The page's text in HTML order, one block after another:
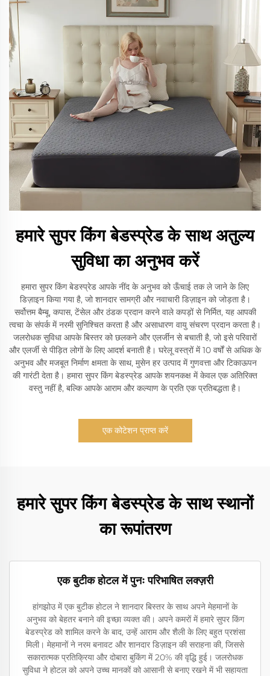
हमारे सुपर किंग बेडस्प्रेड के साथ अतुल्य
सुविधा का अनुभव करें
हमारा सुपर किंग बेडस्प्रेड आपके नींद के अनुभव को ऊँचाई तक ले जाने के लिए
डिज़ाइन किया गया है, जो शानदार सामग्री और नवाचारी डिज़ाइन को जोड़ता है।
सर्वोत्तम बैम्बू, कपास, टेंसेल और ठंडक प्रदान करने वाले कपड़ों से निर्मित, यह आपकी
त्वचा के संपर्क में नरमी सुनिश्चित करता है और असाधारण वायु संचरण प्रदान करता है।
जलरोधक सुविधा आपके बिस्तर को छलकने और एलर्जीन से बचाती है, जो इसे परिवारों
और एलर्जी से पीड़ित लोगों के लिए आदर्श बनाती है। घरेलू वस्त्रों में 10 वर्षों से अधिक के
अनुभव और मजबूत निर्माण क्षमता के साथ, मुसेन हर उत्पाद में गुणवत्ता और टिकाऊपन
की गारंटी देता है। हमारा सुपर किंग बेडस्प्रेड आपके शयनकक्ष में केवल एक अतिरिक्त
वस्तु नहीं है, बल्कि आपके आराम और कल्याण के प्रति एक प्रतिबद्धता है।
एक कोटेशन प्राप्त करें
हमारे सुपर किंग बेडस्प्रेड के साथ स्थानों
का रूपांतरण
एक बुटीक होटल में पुनः परिभाषित लक्ज़री
हांगझोउ में एक बुटीक होटल ने शानदार बिस्तर के साथ अपने मेहमानों के
अनुभव को बेहतर बनाने की इच्छा व्यक्त की। अपने कमरों में हमारे सुपर किंग
बेडस्प्रेड को शामिल करने के बाद, उन्हें आराम और शैली के लिए बहुत प्रशंसा
मिली। मेहमानों ने नरम बनावट और शानदार डिज़ाइन की सराहना की, जिससे
सकारात्मक प्रतिक्रिया और दोबारा बुकिंग में 20% की वृद्धि हुई। जलरोधक
सुविधा ने होटल को अपने उच्च मानकों को आसानी से बनाए रखने में भी सहायता